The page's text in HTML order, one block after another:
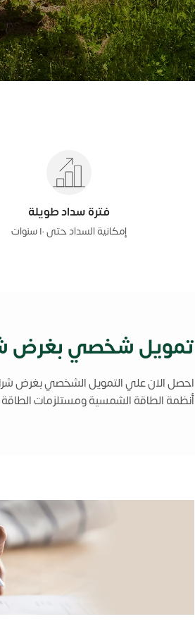
فترة سداد طويلة
إمكانية السداد حتى ١٠ سنوات
تمويل شخصي بغرض
احصل الان علي التمويل الشخصي بغرض
أنظمة الطاقة الشمسية ومستلزمات